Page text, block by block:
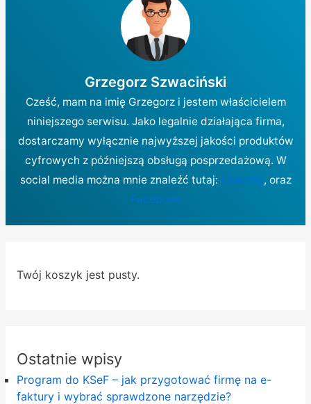
Grzegorz Szwaciński
Cześć, mam na imię Grzegorz i jestem właścicielem
niniejszego serwisu. Jako legalnie działająca firma,
dostarczamy wyłącznie najwyższej jakości produktów
cyfrowych z późniejszą obsługą posprzedażową. W
social media można mnie znaleźć tutaj: LinkedIn, oraz
Facebook
Twój koszyk jest pusty.
Ostatnie wpisy
Program do KSeF – jak przygotować firmę na e-
faktury i wybrać sprawdzone narzędzie?